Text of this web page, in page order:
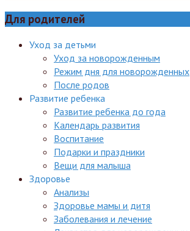
Для родителей
Уход за детьми
Уход за новорожденным
Режим дня для новорожденных
После родов
Развитие ребенка
Развитие ребенка до года
Календарь развития
Воспитание
Подарки и праздники
Вещи для малыша
Здоровье
Анализы
Здоровье мамы и дитя
Заболевания и лечение